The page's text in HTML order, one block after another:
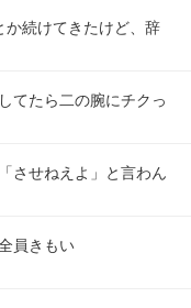
続けてきたけど、辞
てたら二の腕にチクっ
させねえよ」と言わん
員きもい